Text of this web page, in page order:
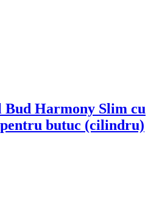
Bud Harmony Slim cu
butuc (cilindru)